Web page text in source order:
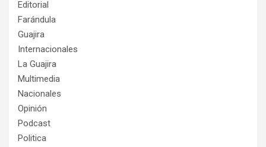
Editorial
Farándula
Guajira
Internacionales
La Guajira
Multimedia
Nacionales
Opinión
Podcast
Politica